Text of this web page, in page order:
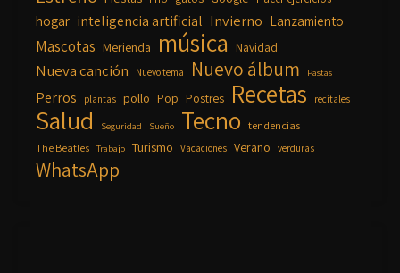
hogar inteligencia artificial Invierno Lanzamiento
Mascotas Merienda música Navidad
Nueva canción Nuevo tema Nuevo álbum Pastas
Perros plantas pollo Pop Postres Recetas recitales
Salud Seguridad Sueño Tecno tendencias
The Beatles Trabajo Turismo Vacaciones Verano verduras
WhatsApp